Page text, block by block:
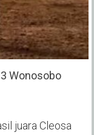
Wonosobo
juara Cleosa